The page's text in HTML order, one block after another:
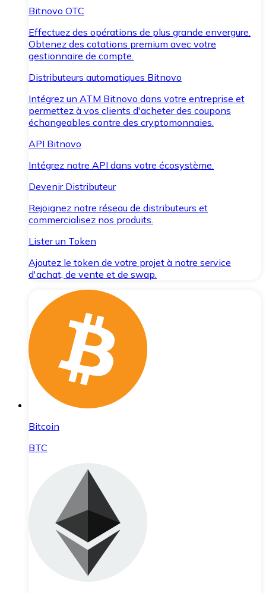
Bitnovo OTC
Effectuez des opérations de plus grande envergure.
Obtenez des cotations premium avec votre
gestionnaire de compte.
Distributeurs automatiques Bitnovo
Intégrez un ATM Bitnovo dans votre entreprise et
permettez à vos clients d'acheter des coupons
échangeables contre des cryptomonnaies.
API Bitnovo
Intégrez notre API dans votre écosystème.
Devenir Distributeur
Rejoignez notre réseau de distributeurs et
commercialisez nos produits.
Lister un Token
Ajoutez le token de votre projet à notre service
d'achat, de vente et de swap.
Bitcoin
BTC